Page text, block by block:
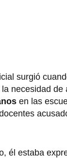
surgió
necesidad de
en las
él estaba